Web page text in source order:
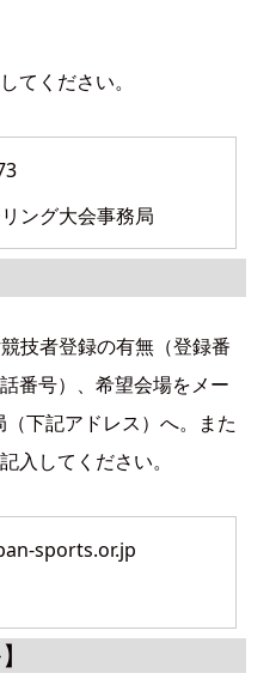
てください。
ング大会事務局
技者登録の有無（登録番
番号）、希望会場をメー
（下記アドレス）へ。また
入してください。
sports.or.jp